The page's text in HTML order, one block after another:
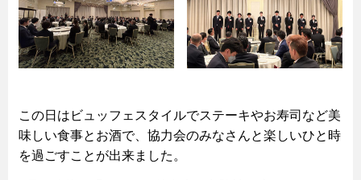
この日はビュッフェスタイルでステーキやお寿司など美
味しい食事とお酒で、協力会のみなさんと楽しいひと時
を過ごすことが出来ました。